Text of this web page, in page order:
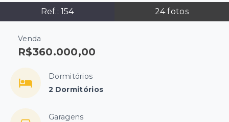
Ref.: 154 24fotos
Venda
R$360.000,00
Dormitórios
2 Dormitórios
Garagens